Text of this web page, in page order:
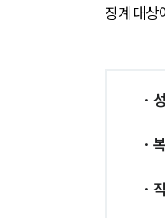
징계 대상
·
·
·